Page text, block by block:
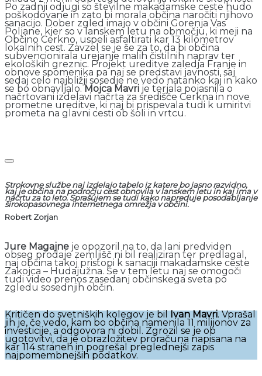
Po zadnji odjugi so številne makadamske ceste hudo
poškodovane in zato bi morala občina naročiti njihovo
sanacijo. Dober zgled imajo v občini Gorenja Vas
Poljane, kjer so v lanskem letu na območju, ki meji na
Občino Cerkno, uspeli asfaltirati kar 13 kilometrov
lokalnih cest. Zavzel se je še za to, da bi občina
subvencionirala urejanje malih čistilnih naprav ter
ekoloških greznic. Projekt ureditve zaledja Franje in
obnove spomenika pa naj se predstavi javnosti, saj
sedaj celo najbližji sosedje ne vedo natanko kaj in kako
se bo obnavljalo.Mojca Mavri je terjala pojasnila o
načrtovani izdelavi načrta za središče Cerkna in nove
prometne ureditve, ki naj bi prispevala tudi k umiritvi
prometa na glavni cesti ob šoli in vrtcu.
Strokovne službe naj izdelajo tabelo iz katere bo jasno razvidno,
kaj je občina na področju cest obnovila v lanskem letu in kaj ima v
načrtu za to leto. Sprašujem se tudi kako napreduje posodabljanje
širokopasovnega internetnega omrežja v občini.
Robert Zorjan
Jure Magajne je opozoril na to, da lani predviden
obseg prodaje zemljišč ni bil realiziran ter predlagal,
naj občina takoj pristopi k sanaciji makadamske ceste
Zakojca – Hudajužna. Še v tem letu naj se omogoči
tudi video prenos zasedanj občinskega sveta po
zgledu sosednjih občin.
Kritičen do svetniških kolegov je bil Ivan Mavri. Vprašal
jih je, če vedo, kam bo občina namenila 11 milijonov za
investicije, a odgovora ni dobil. Zgrozil se je ob
ugotovitvi, da je obrazložitev proračuna napisana na
kar 114 straneh in pogrešal preglednejši zapis
najpomembnejših podatkov.